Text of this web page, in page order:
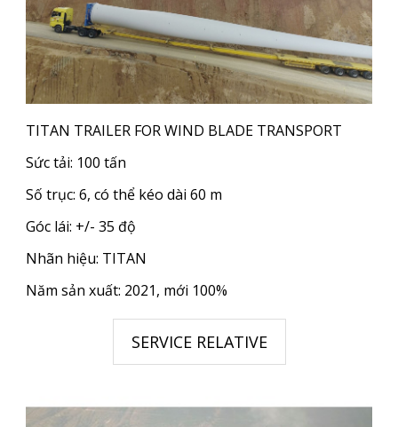
TITAN TRAILER FOR WIND BLADE TRANSPORT
Sức tải: 100 tấn
Số trục: 6, có thể kéo dài 60 m
Góc lái: +/- 35 độ
Nhãn hiệu: TITAN
Năm sản xuất: 2021, mới 100%
SERVICE RELATIVE